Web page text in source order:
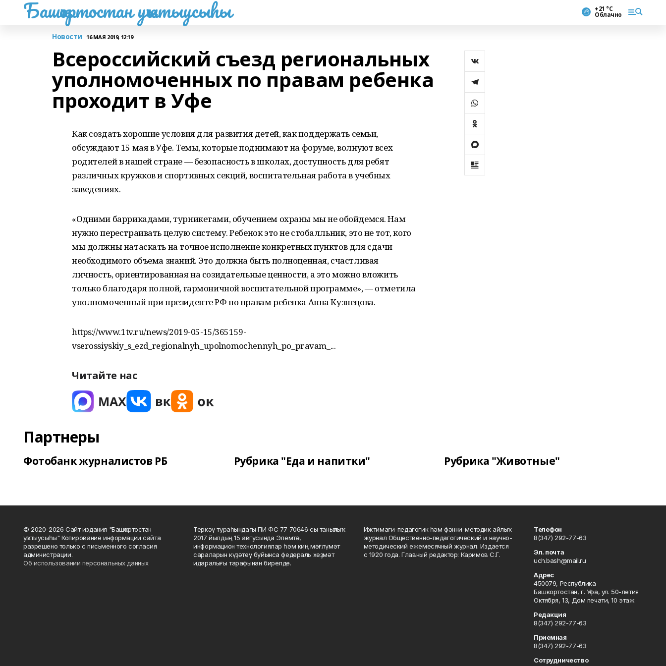
Башҡортостан уҡытыусыһы +21 °С
Облачно
Новости 16 МАЯ 2019, 12:19
Всероссийский съезд региональных
уполномоченных по правам ребенка
проходит в Уфе
Как создать хорошие условия для развития детей, как поддержать семьи,
обсуждают 15 мая в Уфе. Темы, которые поднимают на форуме, волнуют всех
родителей в нашей стране — безопасность в школах, доступность для ребят
различных кружков и спортивных секций, воспитательная работа в учебных
заведениях.
«Одними баррикадами, турникетами, обучением охраны мы не обойдемся. Нам
нужно перестраивать целую систему. Ребенок это не стобалльник, это не тот, кого
мы должны натаскать на точное исполнение конкретных пунктов для сдачи
необходимого объема знаний. Это должна быть полноценная, счастливая
личность, ориентированная на созидательные ценности, а это можно вложить
только благодаря полной, гармоничной воспитательной программе», — отметила
уполномоченный при президенте РФ по правам ребенка Анна Кузнецова.
https://www.1tv.ru/news/2019-05-15/365159-
vserossiyskiy_s_ezd_regionalnyh_upolnomochennyh_po_pravam_...
Читайте нас
Партнеры
Фотобанк журналистов РБ Рубрика "Еда и напитки" Рубрика "Животные"
© 2020-2026 Сайт издания "Башҡортостан
уҡытыусыһы" Копирование информации сайта
разрешено только с письменного согласия
администрации.
Об использовании персональных данных
Теркәү тураһындағы ПИ ФС 77‑70646‑сы таныҡлыҡ
2017 йылдың 15 авгусында Элемтә,
информацион технологиялар һәм киң мәғлүмәт
сараларын күҙәтеү буйынса федераль хеҙмәт
идаралығы тарафынан бирелде.
Ижтимағи-педагогик һәм фәнни-методик айлыҡ
журнал Общественно-педагогический и научно-
методический ежемесячный журнал. Издается
с 1920 года. Главный редактор: Каримов С.Г.
Телефон
8(347) 292-77-63
Эл. почта
uch.bash@mail.ru
Адрес
450079, Республика
Башкортостан, г. Уфа, ул. 50-летия
Октября, 13, Дом печати, 10 этаж
Редакция
8(347) 292-77-63
Приемная
8(347) 292-77-63
Сотрудничество